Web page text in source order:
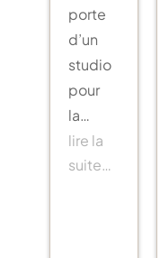
porte
d’un
studio
pour
la…
lire la
suite…